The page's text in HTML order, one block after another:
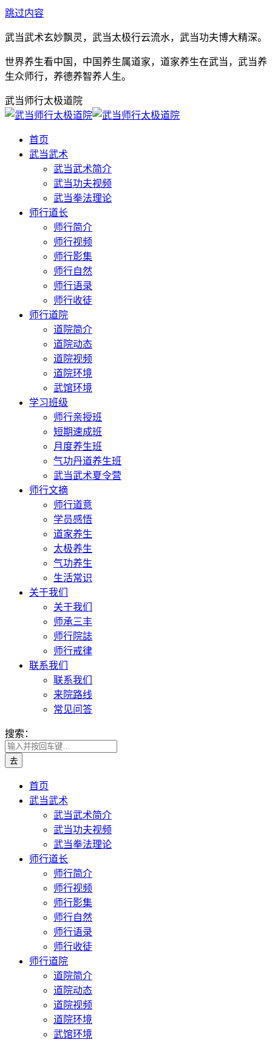
跳过内容
武当武术玄妙飘灵，武当太极行云流水，武当功夫博大精深。
世界养生看中国，中国养生属道家，道家养生在武当，武当养
生众师行，养德养智养人生。
武当师行太极道院
首页
武当武术
武当武术简介
武当功夫视频
武当拳法理论
师行道长
师行简介
师行视频
师行影集
师行自然
师行语录
师行收徒
师行道院
道院简介
道院动态
道院视频
道院环境
武馆环境
学习班级
师行亲授班
短期速成班
月度养生班
气功丹道养生班
武当武术夏令营
师行文摘
师行道意
学员感悟
道家养生
太极养生
气功养生
生活常识
关于我们
关于我们
师承三丰
师行院誌
师行戒律
联系我们
联系我们
来院路线
常见问答
搜索：
首页
武当武术
武当武术简介
武当功夫视频
武当拳法理论
师行道长
师行简介
师行视频
师行影集
师行自然
师行语录
师行收徒
师行道院
道院简介
道院动态
道院视频
道院环境
武馆环境